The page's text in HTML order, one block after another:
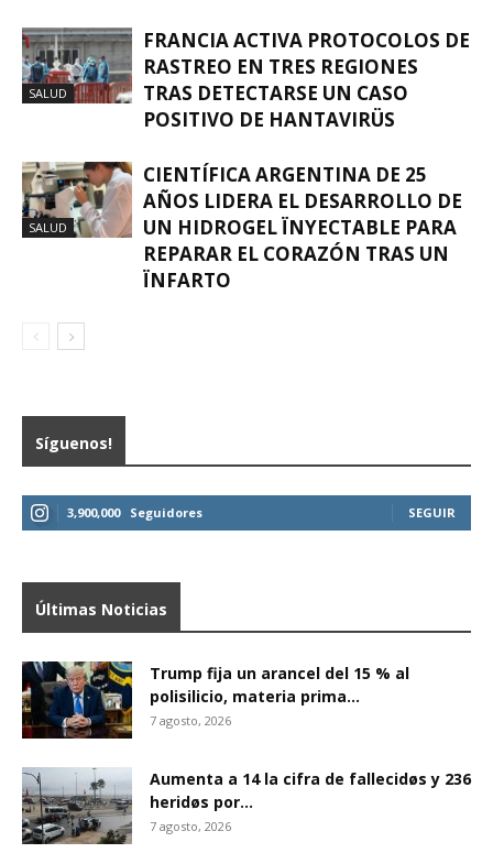
SALUD
FRANCIA ACTIVA PROTOCOLOS DE
RASTREO EN TRES REGIONES
TRAS DETECTARSE UN CASO
POSITIVO DE HANTAVIRÜS
SALUD
CIENTÍFICA ARGENTINA DE 25
AÑOS LIDERA EL DESARROLLO DE
UN HIDROGEL ÏNYECTABLE PARA
REPARAR EL CORAZÓN TRAS UN
ÏNFARTO
Síguenos!
3,900,000 Seguidores SEGUIR
Últimas Noticias
Trump fija un arancel del 15 % al
polisilicio, materia prima...
7 agosto, 2026
Aumenta a 14 la cifra de fallecidøs y 236
heridøs por...
7 agosto, 2026